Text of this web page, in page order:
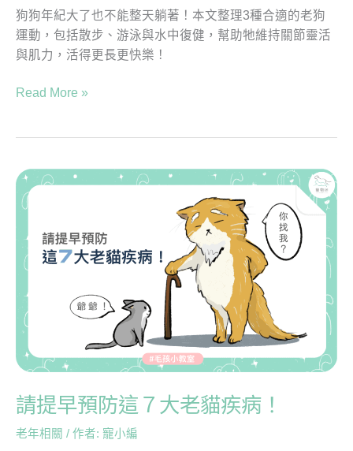
狗狗年紀大了也不能整天躺著！本文整理3種合適的老狗
運動，包括散步、游泳與水中復健，幫助牠維持關節靈活
與肌力，活得更長更快樂！
Read More »
請提早預防這７大老貓疾病！
老年相關 / 作者: 寵小編
請
提
預
防
７
大
老
貓
疾
病！